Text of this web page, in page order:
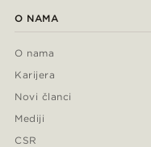
O NAMA
O nama
Karijera
Novi članci
Mediji
CSR